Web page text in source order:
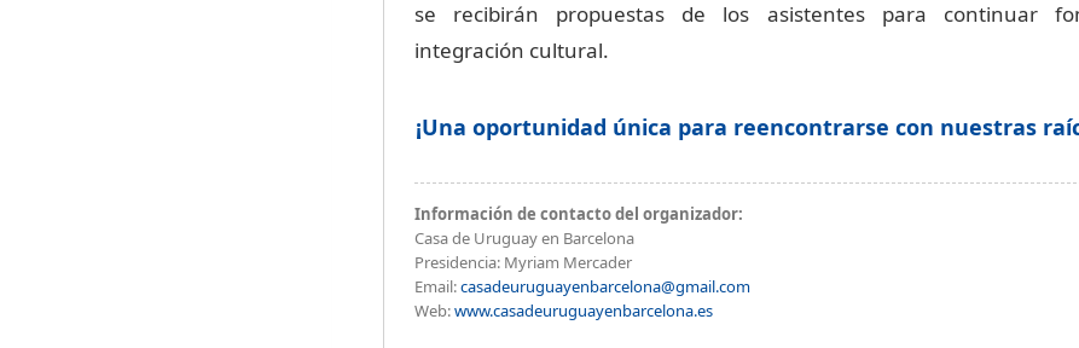
se recibirán propuestas de los asistentes para continuar
integración cultural.
¡Una oportunidad única para reencontrarse con nuestras
Información de contacto del organizador:
Casa de Uruguay en Barcelona
Presidencia: Myriam Mercader
Email:casadeuruguayenbarcelona@gmail.com
Web:www.casadeuruguayenbarcelona.es